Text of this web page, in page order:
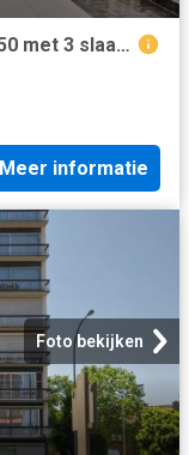
Duplex te huur in Ekeren voor € 1.550 met 3 slaapkamers
Meer informatie
Foto bekijken